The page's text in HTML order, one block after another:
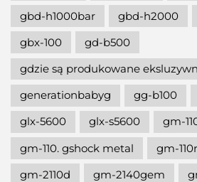
gbd-h1000bar
gbd-h2000
gbx-100
gd-b500
gdzie są produkowane
generationbabyg
gg-b100
glx-5600
glx-s5600
gm-
gm-110. gshock metal
gm-
gm-2110d
gm-2140gem